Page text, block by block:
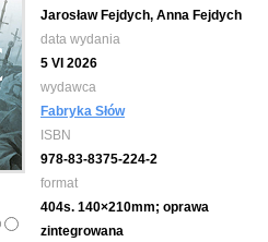
Jarosław Fejdych, Anna Fejdych
data wydania
5 VI 2026
wydawca
Fabryka Słów
ISBN
978-83-8375-224-2
format
404s. 140×210mm; oprawa
zintegrowana